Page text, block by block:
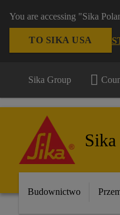
You are accessing "Sika
TO SIKA USA
Sika Group
Sika
Budownictwo